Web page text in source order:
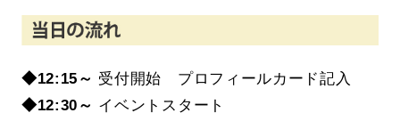
◆12:15～ 受付開始 プロフィールカード記入
◆12:30～ イベントスタート